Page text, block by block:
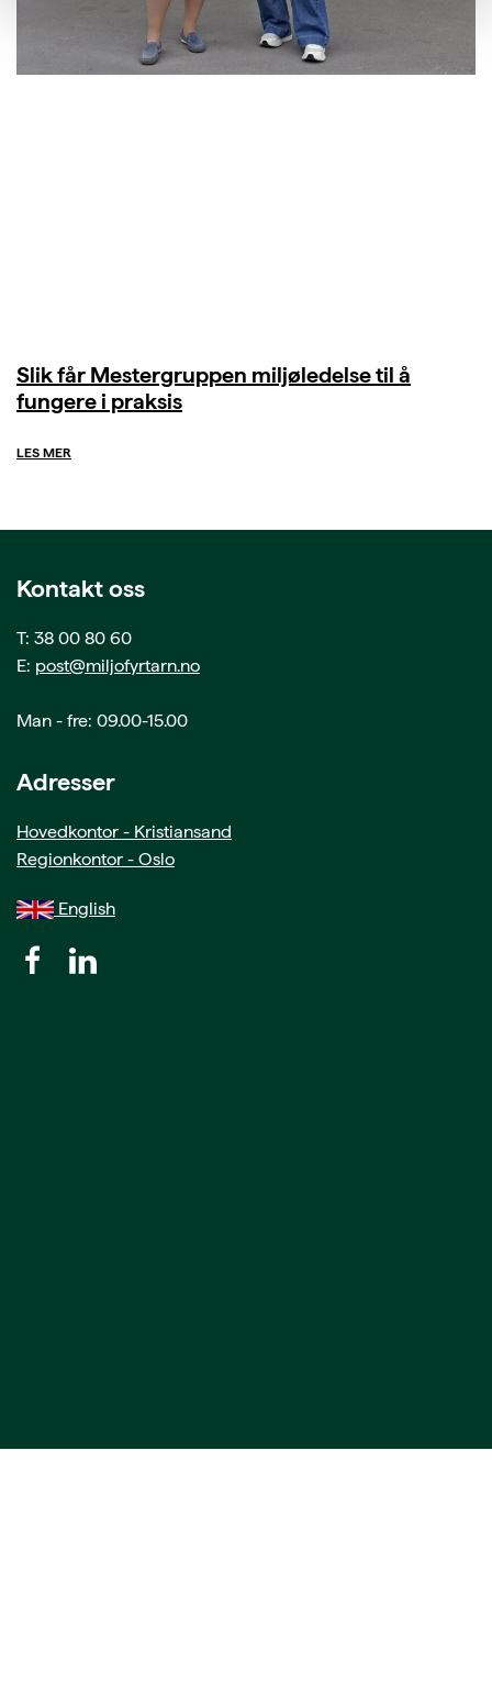
Slik får Mestergruppen miljøledelse til å
fungere i praksis
LES MER
Kontakt oss
T: 38 00 80 60
E: post@miljofyrtarn.no
Man - fre: 09.00-15.00
Adresser
Hovedkontor - Kristiansand
Regionkontor - Oslo
English